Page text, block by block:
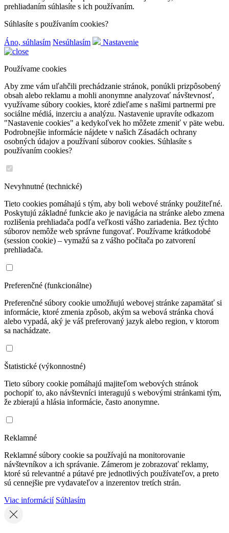
prehliadaním súhlasíte s ich používaním.
Súhlasíte s používaním cookies?
Áno, súhlasím Nesúhlasím Nastavenie
Používame cookies
Aby zme vám uľahčili prechádzanie stránok, ponúkli prizpôsobený
obsah alebo reklamu a mohli anonymne analyzovať návštevnosť,
využívame súbory cookies, ktoré zdieľame s našimi partnermi pre
sociálne médiá, inzerciu a analýzu. Nastavenie upravíte odkazom
"Nastavenie cookies" a kedykoľvek ho môžete zmeniť v päte webu.
Podrobnejšie informácie nájdete v našich Zásadách ochrany
osobných údajov a používaní súborov cookies. Súhlasíte s
používaním cookies?
Nevyhnutné (technické)
Tieto cookies pomáhajú s tým, aby boli webové stránky použiteľné.
Poskytujú základné funkcie ako je navigácia na stránke alebo zmena
rozlišenia prehliadača podľa veľkosti vášho zariadenia. Bez týchto
súborov nemôže web správne fungovať. Používame krátkodobé
(session cookie) – vymažú sa z vášho počítača po zatvorení
prehliadača.
Preferenčné (funkcionálne)
Preferenčné súbory cookie umožňujú webovej stránke zapamätať si
informácie, ktoré zmenia zpôsob, akým sa webová stránka chová
alebo vypadá, aký je váš preferovaný jazyk alebo region, v ktorom
sa nachádzate.
Štatistické (výkonnostné)
Tieto súbory cookie pomáhajú majiteľom webových stránok
pochopiť to, ako návštevníci interagujú s webovými stránkami tým,
že zbierajú a hlásia informácie, často anonymne.
Reklamné
Reklamné súbory cookie sa používajú na monitorovanie
návštevníkov a ich správanie. Zámerom je zobrazovať reklamy,
ktoré sú relevantné a pútavé pre jednotlivých používateľov, a preto
sú cennejšie pre vydavateľov a inzerentov tretích strán.
Viac informácií Súhlasím